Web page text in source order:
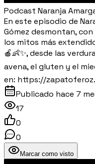
Podcast Naranja
En este episodio de
Gómez desmontan,
los mitos más
🍎👶✨, desde las
avena, el gluten y el
en: https://
Publicado hace 7
17
0
0
Marcar como visto